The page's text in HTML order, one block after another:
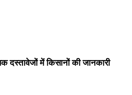
दस्तावेजों में किसानों की जानकारी